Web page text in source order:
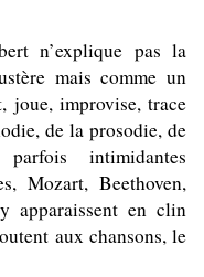
n’explique pas la
mais comme un
joue, improvise, trace
de la prosodie, de
intimidantes
Mozart, Beethoven,
apparaissent en clin
aux chansons, le